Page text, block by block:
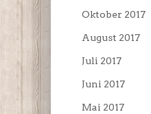
Oktober 2017
August 2017
Juli 2017
Juni 2017
Mai 2017